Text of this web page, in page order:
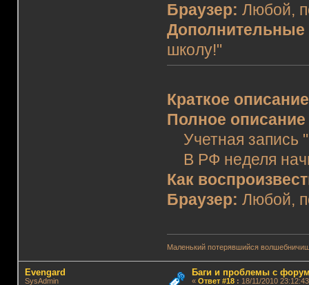
Браузер:Любой,
школу!"
Краткое
Полное
Учетная запись
В РФ неделя
Как
Браузер:Любой,
Маленький потерявшийся
Evengard
SysAdmin
Баги и проблемы с
« Ответ #18: 18/11/2010